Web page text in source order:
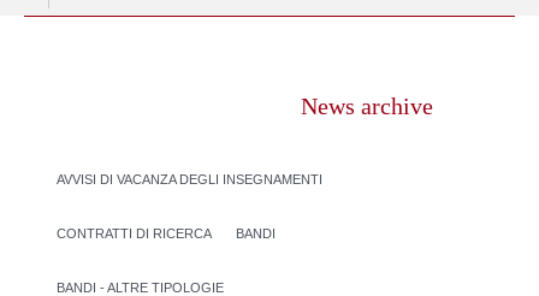
News archive
AVVISI DI VACANZA DEGLI INSEGNAMENTI
CONTRATTI DI RICERCA BANDI
BANDI - ALTRE TIPOLOGIE